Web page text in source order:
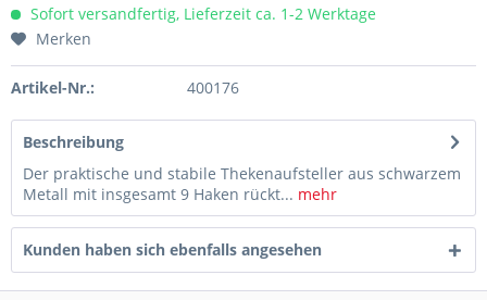
Sofort versandfertig, Lieferzeit ca. 1-2 Werktage
Merken
Artikel-Nr.: 400176
Beschreibung
Der praktische und stabile Thekenaufsteller aus schwarzem
Metall mit insgesamt 9 Haken rückt... mehr
Kunden haben sich ebenfalls angesehen